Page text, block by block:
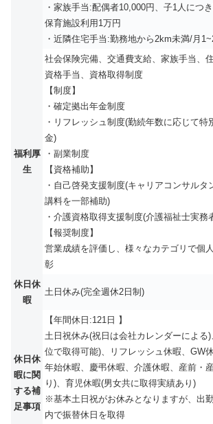
・家族手当:配偶者10,000円、子1人につ
保育施設利用1万円
・近隣住宅手当:勤務地から2km未満/月
福利厚
生
社会保険完備、交通費支給、家族手当、
資格手当、資格取得制度
【制度】
・確定拠出年金制度
・リフレッシュ制度(勤続年数に応じて特
金)
・副業制度
【資格補助】
・自己啓発支援制度(キャリアコンサルタ
講料を一部補助)
・介護資格取得支援制度(介護福祉士実務
【報奨制度】
営業成績を評価し、様々なカテゴリで個
彰
休日休
暇
土日休み(完全週休2日制)
休日休
暇に関
する補
足事項
【年間休日:121日 】
土日祝休み(祝日は会社カレンダーによる
位で取得可能)、リフレッシュ休暇、GW
年始休暇、慶弔休暇、介護休暇、産前・
り)、育児休暇(男女共に取得実績あり)
※基本土日祝がお休みとなりますが、出
内で振替休日を取得